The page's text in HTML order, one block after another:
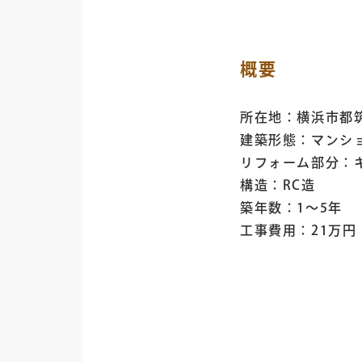
概要
所在地：横浜市都
建築形態：マンシ
リフォーム部分：
構造：RC造
築年数：1～5年
工事費用：21万円